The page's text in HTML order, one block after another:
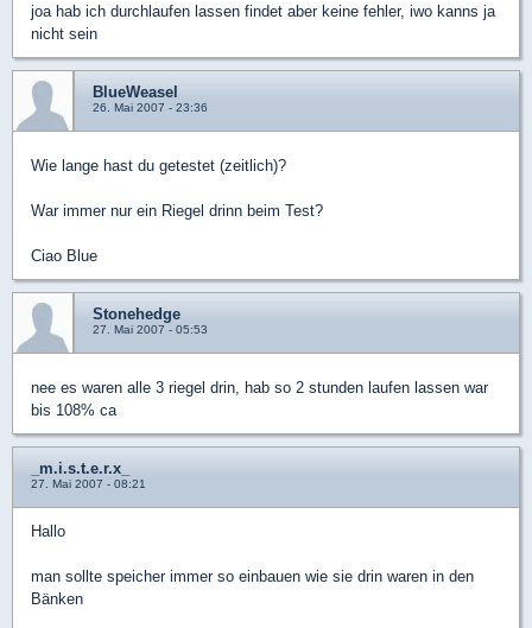
joa hab ich durchlaufen lassen findet aber keine fehler, iwo kanns ja
nicht sein
BlueWeasel
26. Mai 2007 - 23:36
Wie lange hast du getestet (zeitlich)?
War immer nur ein Riegel drinn beim Test?
Ciao Blue
Stonehedge
27. Mai 2007 - 05:53
nee es waren alle 3 riegel drin, hab so 2 stunden laufen lassen war
bis 108% ca
_m.i.s.t.e.r.x_
27. Mai 2007 - 08:21
Hallo
man sollte speicher immer so einbauen wie sie drin waren in den
Bänken